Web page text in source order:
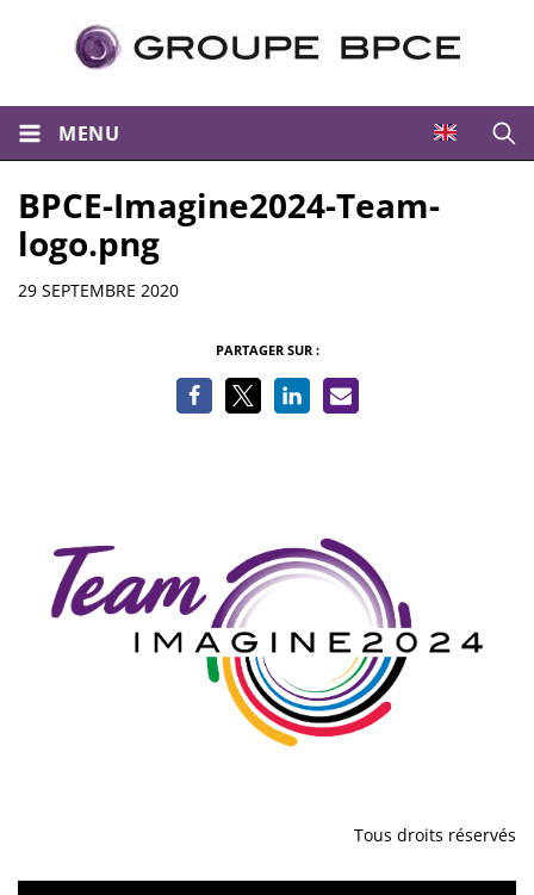
MENU
BPCE-Imagine2024-Team-
logo.png
Informations
29 SEPTEMBRE 2020
PARTAGER SUR :
Tous droits réservés